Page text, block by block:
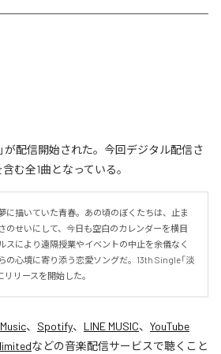
」が配信開始された。今回デジタル配信さ
む全1曲となっている。
に描いていた青春。あの頃のぼくたちは、止ま
のせいにして、今日も空白のカレンダーを横目
スにより遠隔授業やイベントの中止を余儀なく
の心境に寄り添う恋愛ソングだ。13th Single「淡
リースを開始した。
、 Spotify、 LINE MUSIC、 YouTube
などの音楽配信サービスで聴くこと